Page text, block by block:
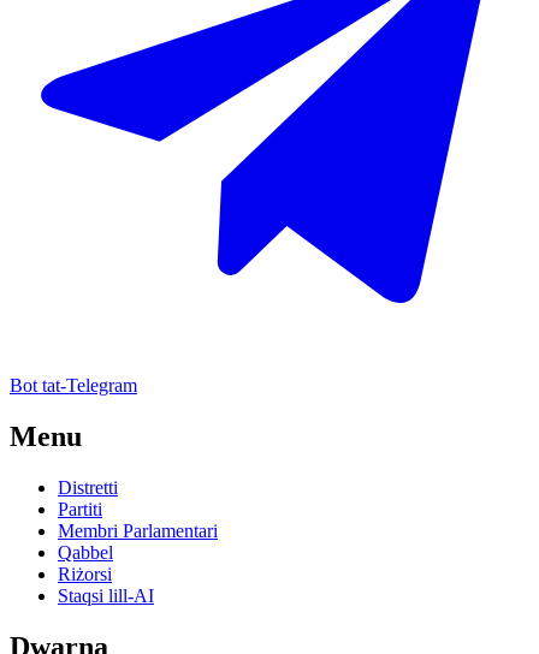
Bot tat-Telegram
Menu
Distretti
Partiti
Membri Parlamentari
Qabbel
Riżorsi
Staqsi lill-AI
Dwarna